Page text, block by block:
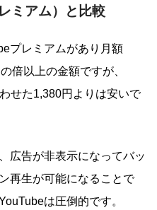
ミアム）と比較
プレミアムがあり月額
倍以上の金額ですが、
せた1,380円よりは安いで
広告が非表示になってバッ
再生が可能になることで
は圧倒的です。